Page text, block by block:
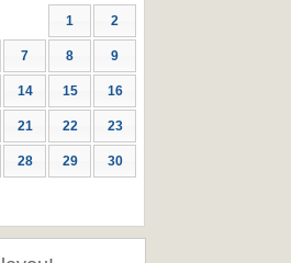
1 2
7 8 9
14 15 16
21 22 23
28 29 30